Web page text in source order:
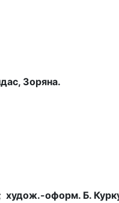
Зоряна.
оформ. Б.